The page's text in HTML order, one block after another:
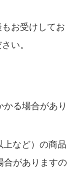
お受けしてお
い。
る場合があり
上など）の商品
合がありますの